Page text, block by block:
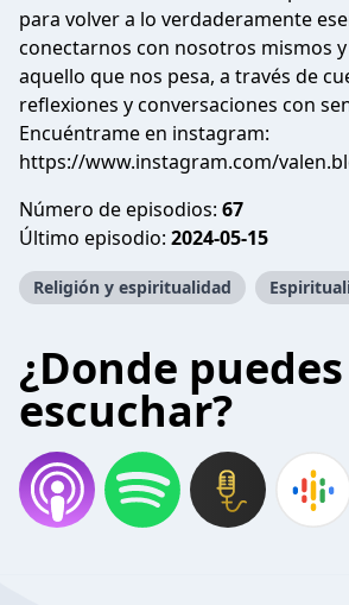
para volver a lo verdaderamente
conectarnos con nosotros mismos
aquello que nos pesa, a través de
reflexiones y conversaciones con
Encuéntrame en instagram:
https://www.instagram.com/
Número de episodios: 67
Último episodio: 2024-05-15
Religión y espiritualidad
¿Donde puedes
escuchar?